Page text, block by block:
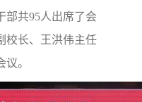
部共95人出席了会
校长、王洪伟主任
。